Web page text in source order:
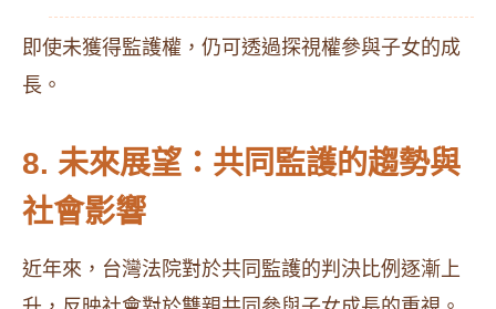
即使未獲得監護權，仍可透過探視權參與子女的成
長。​
8. 未來展望：共同監護的趨勢與
社會影響
近年來，台灣法院對於共同監護的判決比例逐漸上